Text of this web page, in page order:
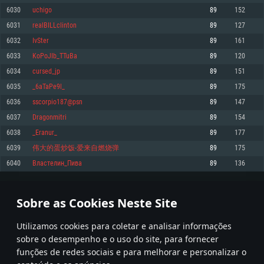
Sobre as Cookies Neste Site
Utilizamos cookies para coletar e analisar informações
sobre o desempenho e o uso do site, para fornecer
funções de redes sociais e para melhorar e personalizar o
Memória: 4GB
Placa Gráfica: Placa com DirectX 11: AMD Radeon 77XX / NVIDIA GeForce
GTX 660. Resolução mínima suportada: 720p
Network: Internet de banda larga.
Disco: 23,1 GB
Recomendado
superior, Radeon RX 570 ou superior
Disco: 75,9 GB
Memória: 6 GB
Placa Gráfica: Intel Iris Pro 5200 (Mac), equivalentes AMD/Nvidia para Mac.
Resolução mínima suportada: 720p com suporte Metal.
Network: Internet de banda larga.
Disco: 21,5 GB
Recomendado
Network: Internet de banda larga.
Memória: 4 GB
Placa Gráfica: NVIDIA 660 com os drivers mais recentes (não mais de 6
meses) / equivalentes AMD com os drivers mais recentes com suporte
Vulkan (não mais de 6 meses); Resolução mínima suportada: 720p.
Network: Internet de banda larga.
Disco: 21,5 GB
Recomendado
Sistema Operativo: Ubuntu 20.04 64bit
Processador: Intel Core i7
Memória: 16 GB
Placa Gráfica: NVIDIA 1060 com os drivers mais recentes (não mais de 6
meses) / equivalentes AMD (Radeon RX 570) com os drivers mais recentes
Network: Internet de banda larga.
6030 uchigo 89 152
6031 realBILLclinton 89 127
6032 IvSter 89 161
6033 KoPoJIb_TTuBa 89 120
6034 cursed_jp 89 151
6035 _6aTaPe9l_ 89 175
6036 sscorpio187@psn 89 147
6037 Dragonmitri 89 154
6038 _Eranur_ 89 177
6039 伟大的蛋炒饭-爱来自燃烧弹 89 175
6040 Властелин_Пива 89 136